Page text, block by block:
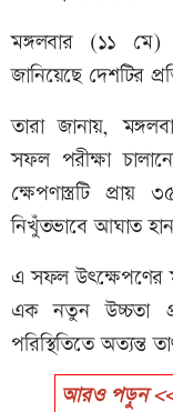
মঙ্গলবার (১১ মে)
জানিয়েছে দেশটির
তারা জানায়,
সফল পরীক্ষা
ক্ষেপণাস্ত্রটি
নিখুঁতভাবে আঘাত
এ সফল উৎক্ষেপণের
এক নতুন উচ্চতা
পরিস্থিতিতে অত্যন্ত
আরও পড়ুন